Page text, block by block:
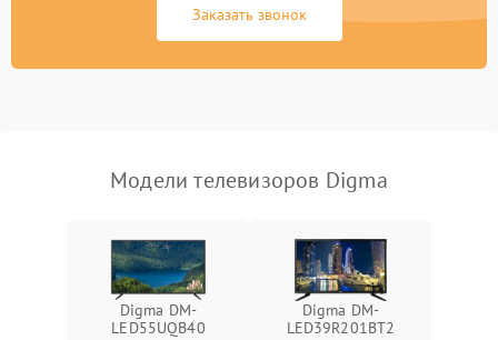
Заказать звонок
Модели телевизоров Digma
Digma DM-
LED55UQB40
Digma DM-
LED39R201BT2